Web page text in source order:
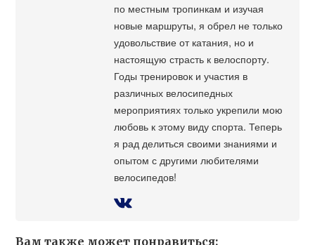
по местным тропинкам и изучая
новые маршруты, я обрел не только
удовольствие от катания, но и
настоящую страсть к велоспорту.
Годы тренировок и участия в
различных велосипедных
мероприятиях только укрепили мою
любовь к этому виду спорта. Теперь
я рад делиться своими знаниями и
опытом с другими любителями
велосипедов!
Вам также может понравиться: